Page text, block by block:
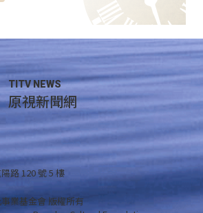
TITV NEWS
原視新聞網
路 120 號 5 樓
業基金會 版權所有